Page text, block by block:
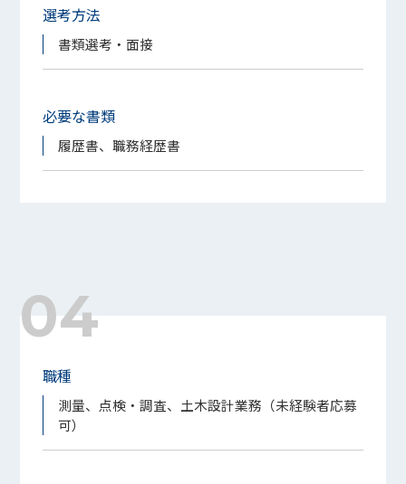
選考方法
書類選考・面接
必要な書類
履歴書、職務経歴書
04
職種
測量、点検・調査、土木設計業務（未経験者応募
可）